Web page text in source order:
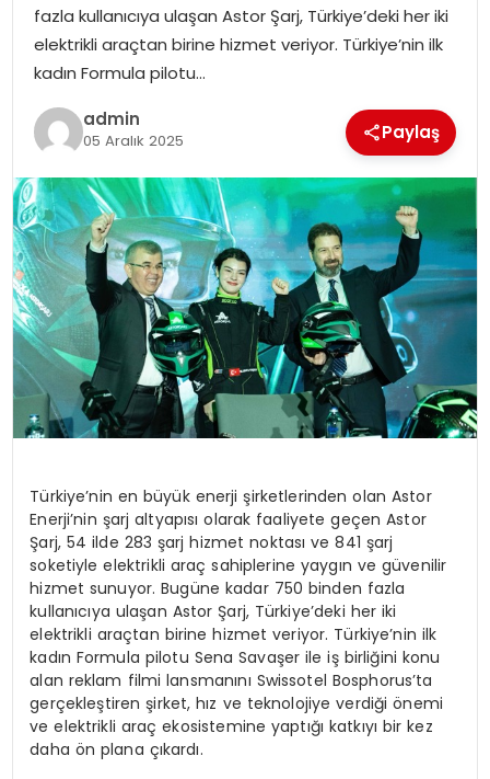
MAGAZIN
OTOMOBIL
fazla kullanıcıya ulaşan Astor Şarj, Türkiye’deki her iki
elektrikli araçtan birine hizmet veriyor. Türkiye’nin ilk
kadın Formula pilotu…
admin
05 Aralık 2025 Paylaş
Türkiye’nin en büyük enerji şirketlerinden olan Astor
Enerji’nin şarj altyapısı olarak faaliyete geçen Astor
Şarj, 54 ilde 283 şarj hizmet noktası ve 841 şarj
soketiyle elektrikli araç sahiplerine yaygın ve güvenilir
hizmet sunuyor. Bugüne kadar 750 binden fazla
kullanıcıya ulaşan Astor Şarj, Türkiye’deki her iki
elektrikli araçtan birine hizmet veriyor. Türkiye’nin ilk
kadın Formula pilotu Sena Savaşer ile iş birliğini konu
alan reklam filmi lansmanını Swissotel Bosphorus’ta
gerçekleştiren şirket, hız ve teknolojiye verdiği önemi
ve elektrikli araç ekosistemine yaptığı katkıyı bir kez
daha ön plana çıkardı.